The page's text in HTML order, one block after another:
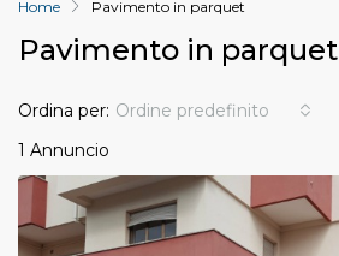
Home Pavimento in parquet
Pavimento in parquet
1 Annuncio
Ordina per: Ordine predefinito